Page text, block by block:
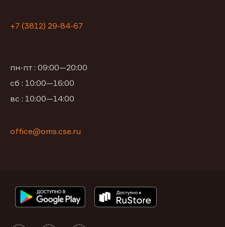
+7 (3812) 29-84-67
пн-пт : 09:00—20:00
сб : 10:00—16:00
вс : 10:00—14:00
office@oms.cse.ru